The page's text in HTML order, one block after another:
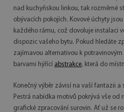
nad kuchyňskou linkou, tak rozměrné
obývacích pokojích. Kovové úchyty
každého rámu, což dovoluje instalaci
dispozic vašeho bytu. Pokud hledáte
zajímavou alternativou k
barvami hýřící abstrakce, která do
Konečný výběr závisí na vaší fantazii a
Pestrá nabídka motivů pokrývá vše
grafické zpracování surovin. Ať už se